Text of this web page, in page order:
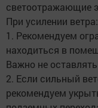
светоотражающие
При усилении ветра:
1. Рекомендуем
находиться в
Важно не
2. Если сильный
рекомендуем